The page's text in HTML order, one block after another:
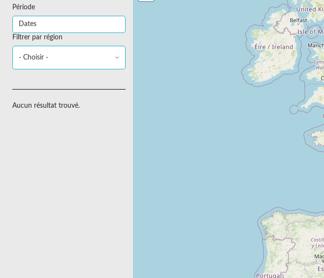
Période
Filtrer par région
Aucun résultat trouvé.